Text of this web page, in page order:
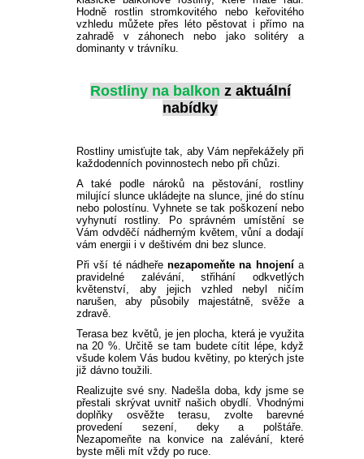
PLEKTRANT
SCAEVOLA
OSTRUHATKA
OSTEOSPERMUM
ISOTOMA
VITÁLKA
PRYŠEC
EURYOPS
VĚJÍŘOVKA
NETÝKAVKA
POPENEC
ECHINACEA
Hodně rostlin stromkovitého nebo keřovitého
vzhledu můžete přes léto pěstovat i přímo na
zahradě v záhonech nebo jako solitéry a
dominanty v trávníku.
Rostliny na balkon z aktuální
nabídky
Rostliny umisťujte tak, aby Vám nepřekážely při
každodenních povinnostech nebo při chůzi.
A také podle nároků na pěstování, rostliny
milující slunce ukládejte na slunce, jiné do stínu
nebo polostínu. Vyhnete se tak poškození nebo
vyhynutí rostliny. Po správném umístění se
Vám odvděčí nádherným květem, vůní a dodají
vám energii i v deštivém dni bez slunce.
Při vší té nádheřenezapomeňte na hnojenía
pravidelné zalévání, střihání odkvetlých
květenství, aby jejich vzhled nebyl ničím
narušen, aby působily majestátně, svěže a
zdravě.
Terasa bez květů, je jen plocha, která je využita
na 20 %. Určitě se tam budete cítit lépe, když
všude kolem Vás budou květiny, po kterých jste
již dávno toužili.
Realizujte své sny. Nadešla doba, kdy jsme se
přestali skrývat uvnitř našich obydlí. Vhodnými
doplňky osvěžte terasu, zvolte barevné
provedení sezení, deky a polštáře.
Nezapomeňte na konvice na zalévání, které
byste měli mít vždy po ruce.